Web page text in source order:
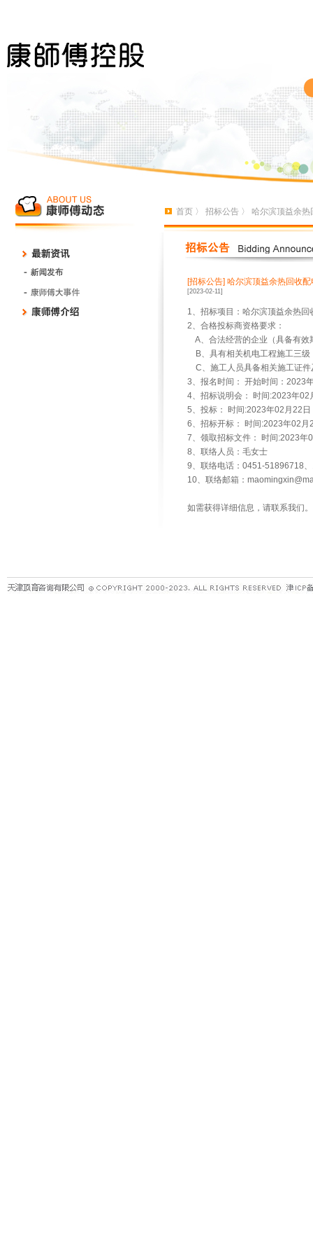
首页 〉 招标公告 〉 哈尔滨顶益余
[招标公告] 哈尔滨顶益余热回收
[2023-02-11]
1、招标项目：哈尔滨顶益余热回
2、合格投标商资格要求：
A、合法经营的企业（具备有效
B、具有相关机电工程施工三级
C、施工人员具备相关施工证
3、报名时间： 开始时间：2023
4、招标说明会： 时间:2023年
5、投标： 时间:2023年02月22
6、招标开标： 时间:2023年02
7、领取招标文件： 时间:2023年
8、联络人员：毛女士
9、联络电话：0451-51896718
10、联络邮箱：
如需获得详细信息，请联系我们。